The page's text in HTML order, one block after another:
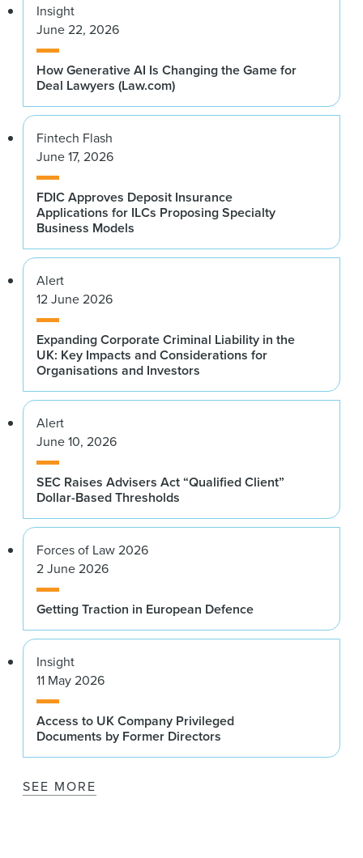
Insight
June 22, 2026
How Generative AI Is Changing the Game for
Deal Lawyers (Law.com)
Fintech Flash
June 17, 2026
FDIC Approves Deposit Insurance
Applications for ILCs Proposing Specialty
Business Models
Alert
12 June 2026
Expanding Corporate Criminal Liability in the
UK: Key Impacts and Considerations for
Organisations and Investors
Alert
June 10, 2026
SEC Raises Advisers Act “Qualified Client”
Dollar-Based Thresholds
Forces of Law 2026
2 June 2026
Getting Traction in European Defence
Insight
11 May 2026
Access to UK Company Privileged
Documents by Former Directors
SEE MORE